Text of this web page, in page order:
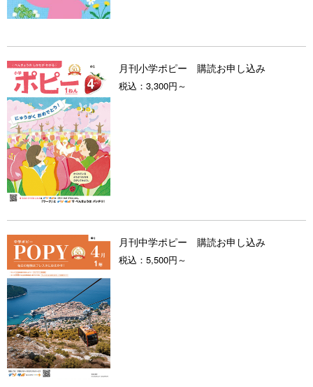
月刊小学ポピー 購読お申し込み
税込： 3,300円～
月刊中学ポピー 購読お申し込み
税込： 5,500円～